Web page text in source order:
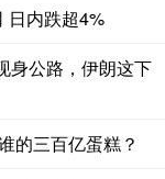
日内跌超4%
身公路，伊朗这下
的三百亿蛋糕？